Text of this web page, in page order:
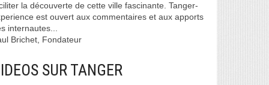
la découverte de cette ville fascinante. Tanger-
est ouvert aux commentaires et aux apports
internautes...
Brichet, Fondateur
SUR TANGER